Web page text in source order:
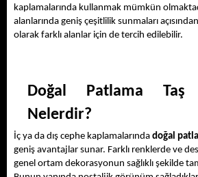
kaplamalarında kullanmak mümkün
alanlarında geniş çeşitlilik sunmaları
olarak farklı alanlar için de tercih edilebilir.
Doğal Patlama Taş
Nelerdir?
İç ya da dış cephe kaplamalarında doğal
geniş avantajlar sunar. Farklı renklerde ve
genel ortam dekorasyonun sağlıklı şekilde